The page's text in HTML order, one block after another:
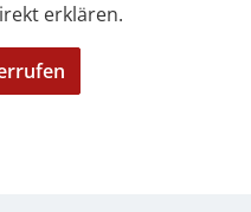
erklären.